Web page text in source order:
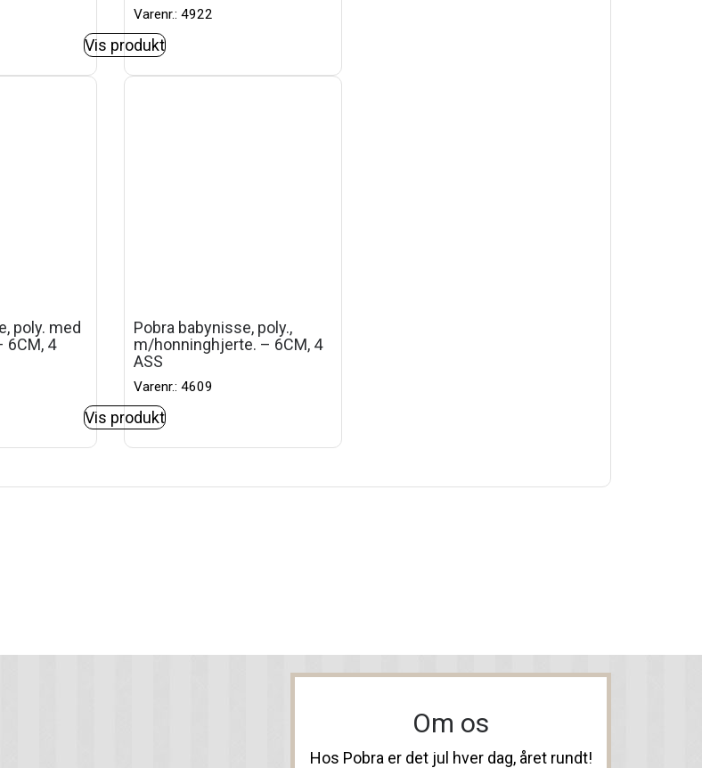
Varenr.: 4922
Vis produkt
poly. med
6CM, 4
Pobra babynisse, poly.,
m/honninghjerte. – 6CM, 4
ASS
Varenr.: 4609
Vis produkt
Om os
Hos Pobra er det jul hver dag, året rundt!